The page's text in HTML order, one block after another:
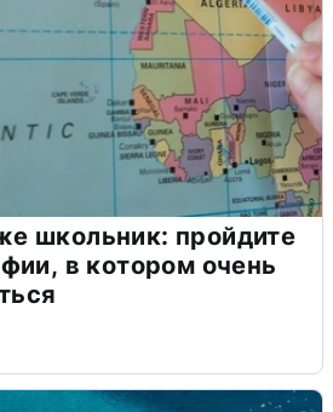
школьник: пройдите
в котором очень